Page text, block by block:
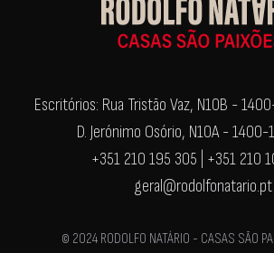
Escritórios: Rua Tristão Vaz, N10B -
D. Jerónimo Osório, N10A - 1400-
+351 210 195 305 | +351 210
geral@rodolfonatario.pt
© 2024 RODOLFO NATÁRIO - CASAS SÃO